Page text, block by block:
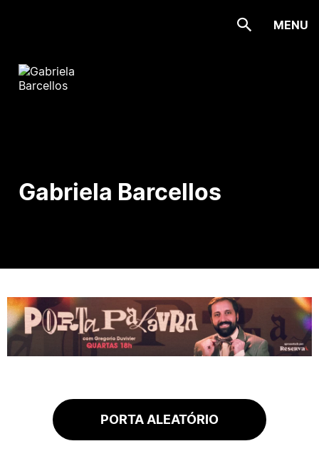
MENU
Gabriela Barcellos
PORTA ALEATÓRIO